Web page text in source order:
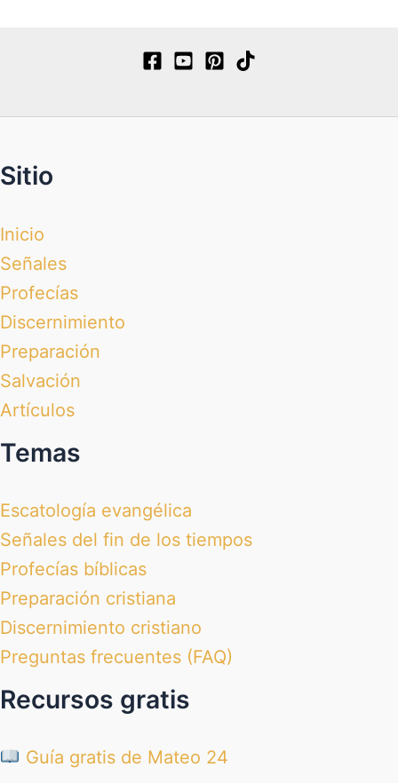
Sitio
Inicio
Señales
Profecías
Discernimiento
Preparación
Salvación
Artículos
Temas
Escatología evangélica
Señales del fin de los tiempos
Profecías bíblicas
Preparación cristiana
Discernimiento cristiano
Preguntas frecuentes (FAQ)
Recursos gratis
Guía gratis de Mateo 24